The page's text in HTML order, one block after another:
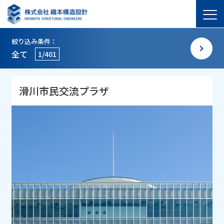
絞り込み条件：
全て 1/401
滑川市民交流プラザ